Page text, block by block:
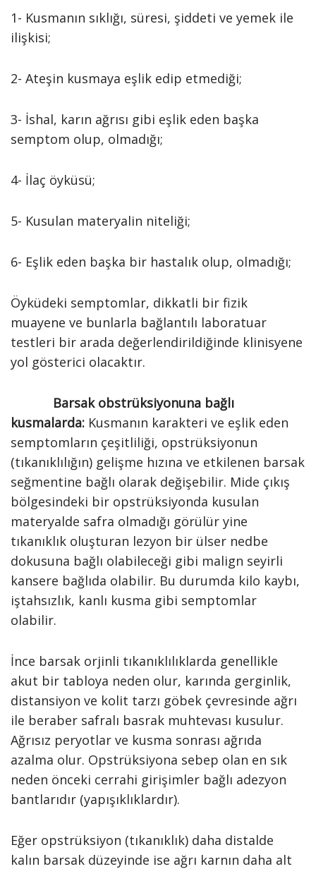
1- Kusmanın sıklığı, süresi, şiddeti ve yemek ile
ilişkisi;
2- Ateşin kusmaya eşlik edip etmediği;
3- İshal, karın ağrısı gibi eşlik eden başka
semptom olup, olmadığı;
4- İlaç öyküsü;
5- Kusulan materyalin niteliği;
6- Eşlik eden başka bir hastalık olup, olmadığı;
Öyküdeki semptomlar, dikkatli bir fizik
muayene ve bunlarla bağlantılı laboratuar
testleri bir arada değerlendirildiğinde klinisyene
yol gösterici olacaktır.
Barsak obstrüksiyonuna bağlı
kusmalarda: Kusmanın karakteri ve eşlik eden
semptomların çeşitliliği, opstrüksiyonun
(tıkanıklılığın) gelişme hızına ve etkilenen barsak
seğmentine bağlı olarak değişebilir. Mide çıkış
bölgesindeki bir opstrüksiyonda kusulan
materyalde safra olmadığı görülür yine
tıkanıklık oluşturan lezyon bir ülser nedbe
dokusuna bağlı olabileceği gibi malign seyirli
kansere bağlıda olabilir. Bu durumda kilo kaybı,
iştahsızlık, kanlı kusma gibi semptomlar
olabilir.
İnce barsak orjinli tıkanıklılıklarda genellikle
akut bir tabloya neden olur, karında gerginlik,
distansiyon ve kolit tarzı göbek çevresinde ağrı
ile beraber safralı basrak muhtevası kusulur.
Ağrısız peryotlar ve kusma sonrası ağrıda
azalma olur. Opstrüksiyona sebep olan en sık
neden önceki cerrahi girişimler bağlı adezyon
bantlarıdır (yapışıklıklardır).
Eğer opstrüksiyon (tıkanıklık) daha distalde
kalın barsak düzeyinde ise ağrı karnın daha alt